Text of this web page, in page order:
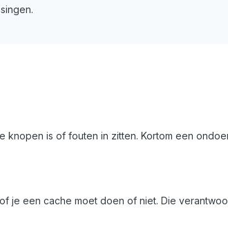
knopen is of fouten in zitten. Kortom een
je een cache moet doen of niet. Die